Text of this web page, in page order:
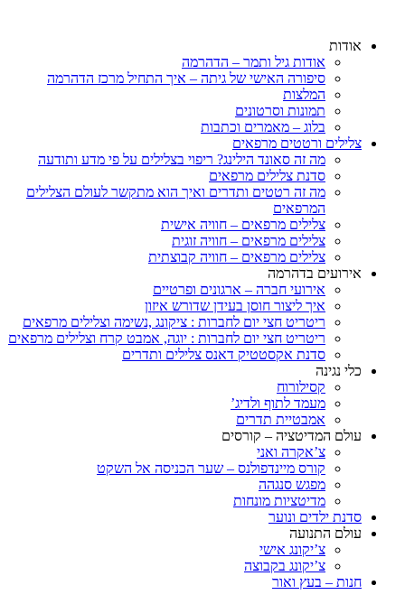
אודות
אודות גיל ותמר – הדהרמה
סיפורה האישי של גיתה – איך התחיל מרכז הדהרמה
המלצות
תמונות וסרטונים
בלוג – מאמרים וכתבות
צלילים ורטטים מרפאים
מה זה סאונד הילינג? ריפוי בצלילים על פי מדע ותודעה
סדנת צלילים מרפאים
מה זה רטטים ותדרים ואיך הוא מתקשר לעולם הצלילים
המרפאים
צלילים מרפאים – חוויה אישית
צלילים מרפאים – חוויה זוגית
צלילים מרפאים – חוויה קבוצתית
אירועים בדהרמה
אירועי חברה – ארגונים ופרטיים
איך ליצור חוסן בעידן שדורש איזון
ריטריט חצי יום לחברות : ציקונג ,נשימה וצלילים מרפאים
ריטריט חצי יום לחברות : יוגה, אמבט קרח וצלילים מרפאים
סדנת אקסטטיק דאנס צלילים ותדרים
כלי נגינה
קסילורוח
מעמד לתוף ולדיג’
אמבטיית תדרים
עולם המדיטציה – קורסים
צ’אקרה ואני
קורס מיינדפולנס – שער הכניסה אל השקט
מפגש סנגהה
מדיטציות מונחות
סדנת ילדים ונוער
עולם התנועה
צ’יקונג אישי
צ’יקונג בקבוצה
חנות – בעץ ואור